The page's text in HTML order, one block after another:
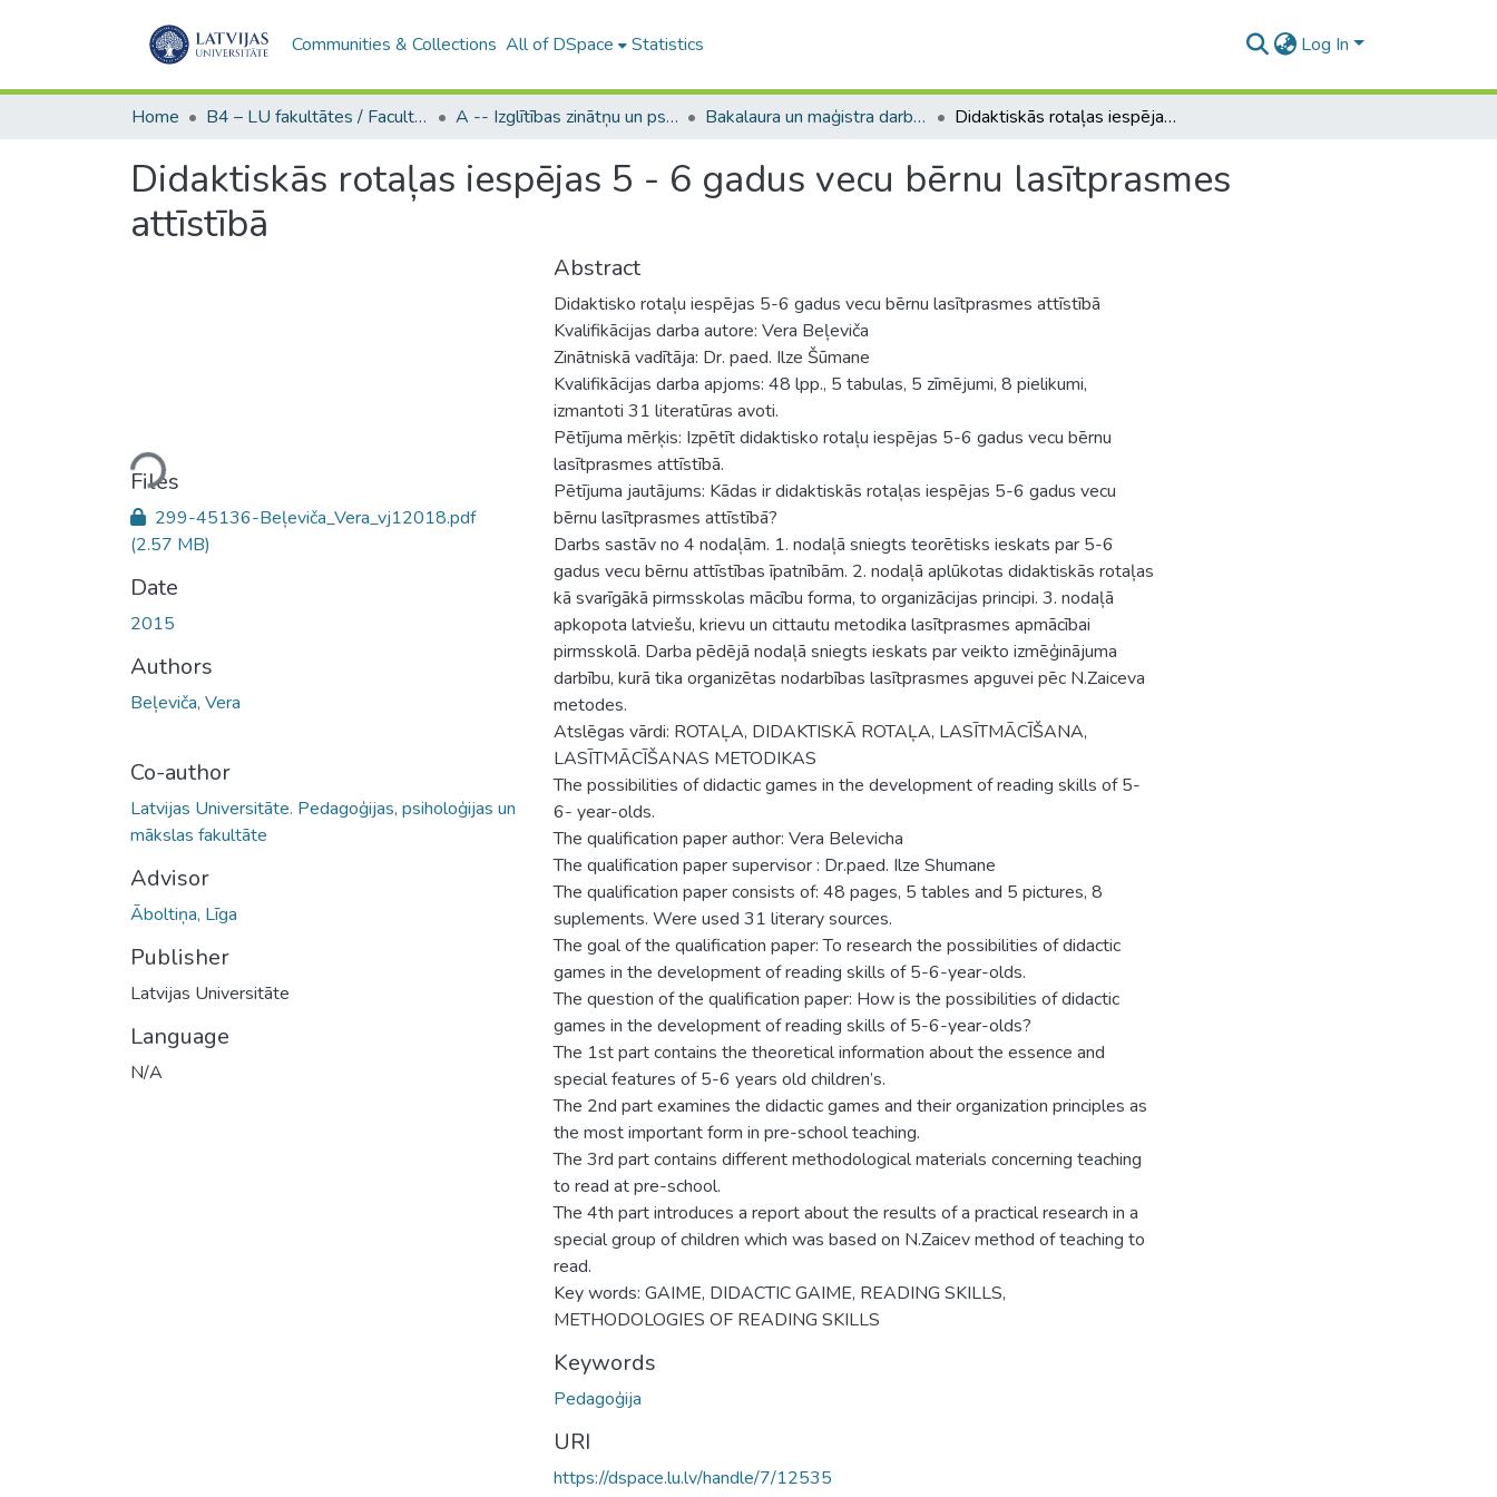
Communities & Collections All of DSpace Statistics Log In
Home B4 – LU fakultātes / Faculties of the UL A -- Izglītības zinātņu un psiholoģijas fakultāte / Faculty of Education Sciences and Psychology Bakalaura un maģistra darbi (PPMF) / Bachelor's and Master's theses Didaktiskās rotaļas iespējas 5 - 6 gadus vecu bērnu lasītprasmes attīstībā
Didaktiskās rotaļas iespējas 5 - 6 gadus vecu bērnu lasītprasmes
attīstībā
Loading...
Files
299-45136-Beļeviča_Vera_vj12018.pdf
(2.57 MB)
Date
2015
Authors
Beļeviča, Vera
Co-author
Latvijas Universitāte. Pedagoģijas, psiholoģijas un
mākslas fakultāte
Advisor
Āboltiņa, Līga
Publisher
Latvijas Universitāte
Language
N/A
Abstract
Didaktisko rotaļu iespējas 5-6 gadus vecu bērnu lasītprasmes attīstībā
Kvalifikācijas darba autore: Vera Beļeviča
Zinātniskā vadītāja: Dr. paed. Ilze Šūmane
Kvalifikācijas darba apjoms: 48 lpp., 5 tabulas, 5 zīmējumi, 8 pielikumi,
izmantoti 31 literatūras avoti.
Pētījuma mērķis: Izpētīt didaktisko rotaļu iespējas 5-6 gadus vecu bērnu
lasītprasmes attīstībā.
Pētījuma jautājums: Kādas ir didaktiskās rotaļas iespējas 5-6 gadus vecu
bērnu lasītprasmes attīstībā?
Darbs sastāv no 4 nodaļām. 1. nodaļā sniegts teorētisks ieskats par 5-6
gadus vecu bērnu attīstības īpatnībām. 2. nodaļā aplūkotas didaktiskās rotaļas
kā svarīgākā pirmsskolas mācību forma, to organizācijas principi. 3. nodaļā
apkopota latviešu, krievu un cittautu metodika lasītprasmes apmācībai
pirmsskolā. Darba pēdējā nodaļā sniegts ieskats par veikto izmēģinājuma
darbību, kurā tika organizētas nodarbības lasītprasmes apguvei pēc N.Zaiceva
metodes.
Atslēgas vārdi: ROTAĻA, DIDAKTISKĀ ROTAĻA, LASĪTMĀCĪŠANA,
LASĪTMĀCĪŠANAS METODIKAS
The possibilities of didactic games in the development of reading skills of 5-
6- year-olds.
The qualification paper author: Vera Belevicha
The qualification paper supervisor : Dr.paed. Ilze Shumane
The qualification paper consists of: 48 pages, 5 tables and 5 pictures, 8
suplements. Were used 31 literary sources.
The goal of the qualification paper: To research the possibilities of didactic
games in the development of reading skills of 5-6-year-olds.
The question of the qualification paper: How is the possibilities of didactic
games in the development of reading skills of 5-6-year-olds?
The 1st part contains the theoretical information about the essence and
special features of 5-6 years old children’s.
The 2nd part examines the didactic games and their organization principles as
the most important form in pre-school teaching.
The 3rd part contains different methodological materials concerning teaching
to read at pre-school.
The 4th part introduces a report about the results of a practical research in a
special group of children which was based on N.Zaicev method of teaching to
read.
Key words: GAIME, DIDACTIC GAIME, READING SKILLS,
METHODOLOGIES OF READING SKILLS
Keywords
Pedagoģija
URI
https://dspace.lu.lv/handle/7/12535